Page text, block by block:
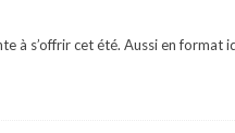
à s’offrir cet été. Aussi en format